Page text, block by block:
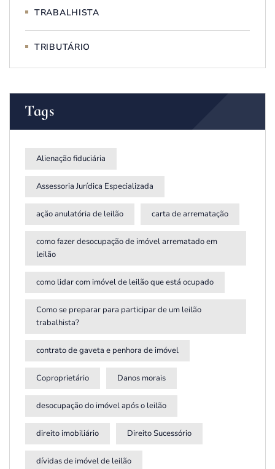
TRABALHISTA
TRIBUTÁRIO
Tags
Alienação fiduciária
Assessoria Jurídica Especializada
ação anulatória de leilão carta de arrematação
como fazer desocupação de imóvel arrematado em
leilão
como lidar com imóvel de leilão que está ocupado
Como se preparar para participar de um leilão
trabalhista?
contrato de gaveta e penhora de imóvel
Coproprietário Danos morais
desocupação do imóvel após o leilão
direito imobiliário Direito Sucessório
dívidas de imóvel de leilão